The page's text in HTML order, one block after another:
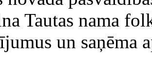
Tautas nama
un saņēma